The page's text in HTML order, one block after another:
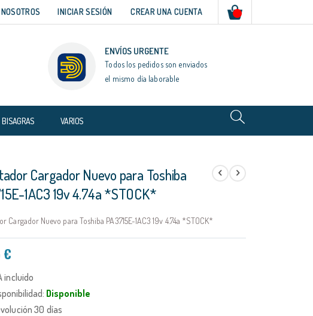
INICIAR SESIÓN CREAR UNA CUENTA
ENVÍOS URGENTE
Todos los pedidos son enviados
el mismo día laborable
BISAGRAS VARIOS
Cargador Nuevo para Toshiba
1AC3 19v 4.74a *STOCK*
Cargador Nuevo para Toshiba PA3715E-1AC3 19v 4.74a *STOCK*
€
incluido
Disponible
30 días